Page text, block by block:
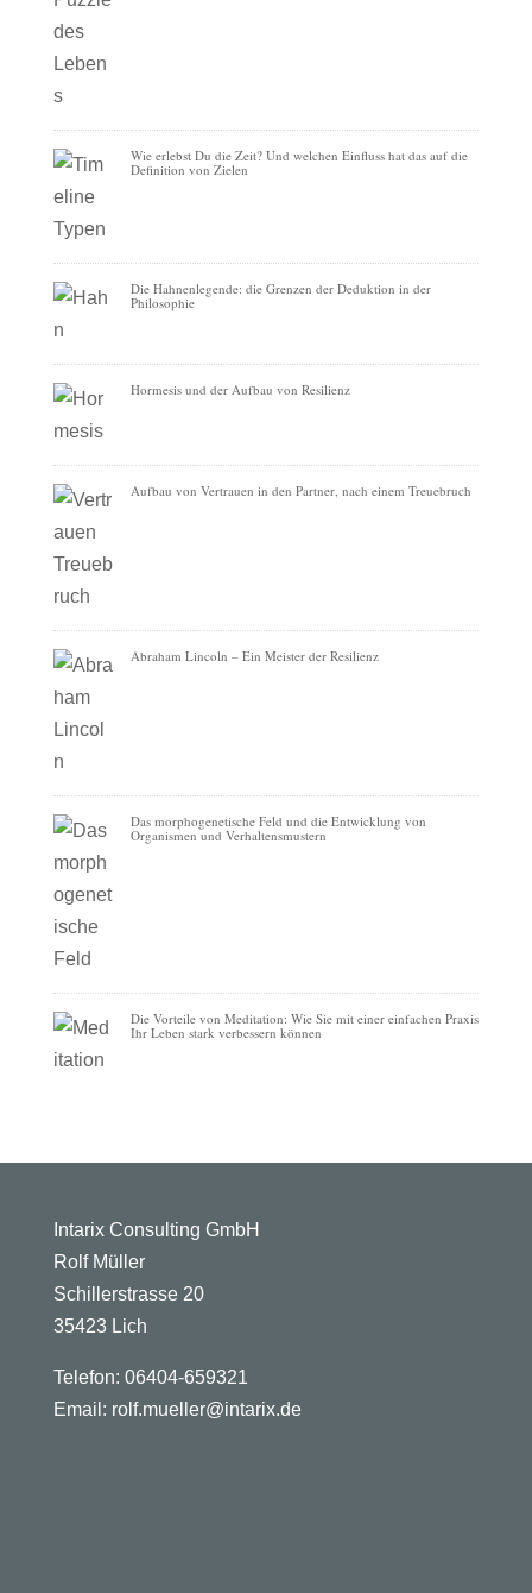
Wie erlebst Du die Zeit? Und welchen Einfluss hat das auf die
Definition von Zielen
Die Hahnenlegende: die Grenzen der Deduktion in der
Philosophie
Hormesis und der Aufbau von Resilienz
Aufbau von Vertrauen in den Partner, nach einem Treuebruch
Abraham Lincoln – Ein Meister der Resilienz
Das morphogenetische Feld und die Entwicklung von
Organismen und Verhaltensmustern
Die Vorteile von Meditation: Wie Sie mit einer einfachen Praxis
Ihr Leben stark verbessern können
Intarix Consulting GmbH
Rolf Müller
Schillerstrasse 20
35423 Lich
Telefon: 06404-659321
Email: rolf.mueller@intarix.de